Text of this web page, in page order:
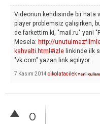
Videonun kendisinde bir hata
player problemsiz çalışırken,
de farkettim ki, "mail.ru" yani
Mesela: http://
kahvalti.html#izle linkinde ilk
"vk.com" yazan link açılıyor.
7 Kasım 2014 cikolatacilek Yeni
0